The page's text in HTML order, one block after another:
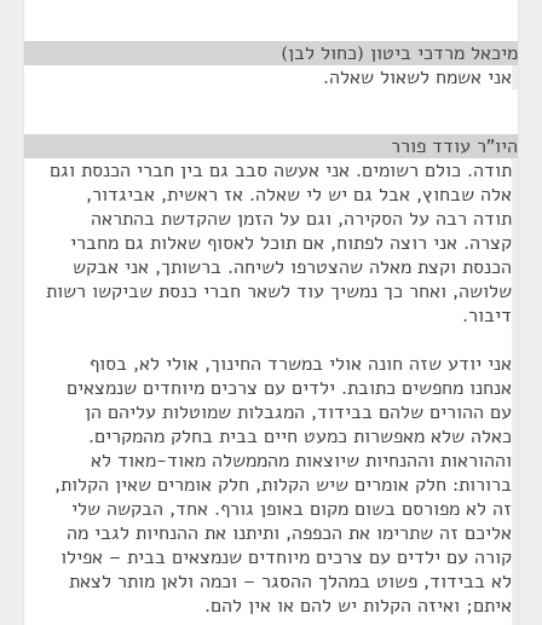
מיכאל מרדכי ביטון (כחול לבן)
אני אשמח לשאול שאלה.
היו"ר עודד פורר
תודה. כולם רשומים. אני אעשה סבב גם בין חברי הכנסת וגם
אלה שבחוץ, אבל גם יש לי שאלה. אז ראשית, אביגדור,
תודה רבה על הסקירה, וגם על הזמן שהקדשת בהתראה
קצרה. אני רוצה לפתוח, אם תוכל לאסוף שאלות גם מחברי
הכנסת וקצת מאלה שהצטרפו לשיחה. ברשותך, אני אבקש
שלושה, ואחר כך נמשיך עוד לשאר חברי כנסת שביקשו רשות
דיבור.
אני יודע שזה חונה אולי במשרד החינוך, אולי לא, בסוף
אנחנו מחפשים כתובת. ילדים עם צרכים מיוחדים שנמצאים
עם ההורים שלהם בבידוד, המגבלות שמוטלות עליהם הן
כאלה שלא מאפשרות כמעט חיים בבית בחלק מהמקרים.
וההוראות וההנחיות שיוצאות מהממשלה מאוד-מאוד לא
ברורות: חלק אומרים שיש הקלות, חלק אומרים שאין הקלות,
זה לא מפורסם בשום מקום באופן גורף. אחד, הבקשה שלי
אליכם זה שתרימו את הכפפה, ותיתנו את ההנחיות לגבי מה
קורה עם ילדים עם צרכים מיוחדים שנמצאים בבית – אפילו
לא בבידוד, פשוט במהלך ההסגר – וכמה ולאן מותר לצאת
איתם; ואיזה הקלות יש להם או אין להם.